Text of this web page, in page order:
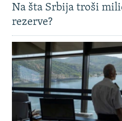
Na šta Srbija troši
rezerve?